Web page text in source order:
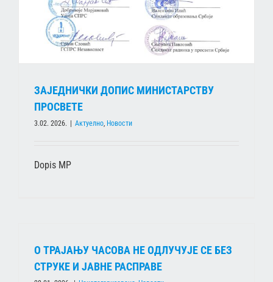
ЗАЈЕДНИЧКИ ДОПИС МИНИСТАРСТВУ
ПРОСВЕТЕ
3.02. 2026. Актуелно, Новости
Dopis MP
О ТРАЈАЊУ ЧАСОВА НЕ ОДЛУЧУЈЕ СЕ БЕЗ
СТРУКЕ И ЈАВНЕ РАСПРАВЕ